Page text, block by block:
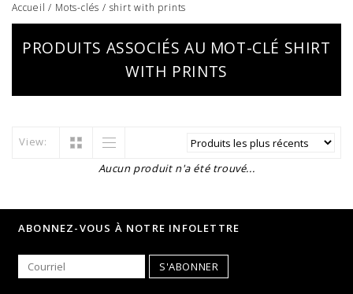
Accueil / Mots-clés / shirt with prints
PRODUITS ASSOCIÉS AU MOT-CLÉ SHIRT
WITH PRINTS
View:
Aucun produit n'a été trouvé...
ABONNEZ-VOUS À NOTRE INFOLETTRE
S'ABONNER